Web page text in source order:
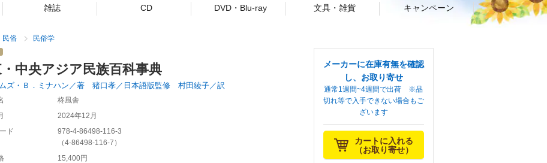
雑誌 CD DVD・Blu-ray 文具・雑貨 キャンペーン
民俗 民俗学
中央アジア民族百科事典
ズ・Ｂ．ミナハン／著 猪口孝／日本語版監修 村田綾子／訳
柊風舎
2024年12月
ド
978-4-86498-116-3
（4-86498-116-7 ）
15,400円
メーカーに在庫有無を確認
し、お取り寄せ
通常1週間~4週間で出荷 ※品
切れ等で入手できない場合もご
ざいます
カートに入れる
（お取り寄せ）